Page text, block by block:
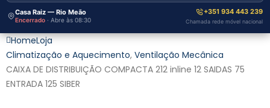
Casa Raiz — Rio Meão
Encerrado · Abre às 08:30
+351 934 443 239
Chamada rede móvel nacional
HomeLoja
Climatização e Aquecimento, Ventilação Mecânica
CAIXA DE DISTRIBUIÇÃO COMPACTA 212 inline 12 SAIDAS 75
ENTRADA 125 SIBER